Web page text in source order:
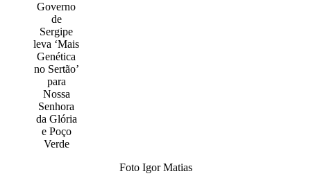
Governo
de
Sergipe
leva ‘Mais
Genética
no Sertão’
para
Nossa
Senhora
da Glória
e Poço
Verde
Foto Igor Matias